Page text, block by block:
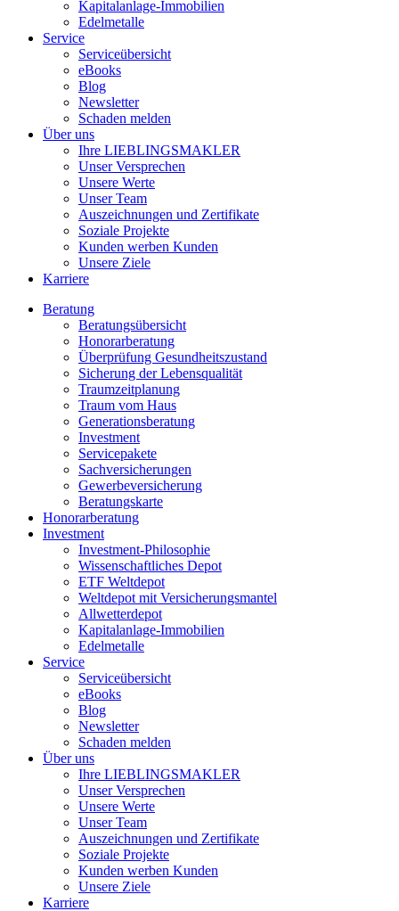
Kapitalanlage-Immobilien
Edelmetalle
Service
Serviceübersicht
eBooks
Blog
Newsletter
Schaden melden
Über uns
Ihre LIEBLINGSMAKLER
Unser Versprechen
Unsere Werte
Unser Team
Auszeichnungen und Zertifikate
Soziale Projekte
Kunden werben Kunden
Unsere Ziele
Karriere
Beratung
Beratungsübersicht
Honorarberatung
Überprüfung Gesundheitszustand
Sicherung der Lebensqualität
Traumzeitplanung
Traum vom Haus
Generationsberatung
Investment
Servicepakete
Sachversicherungen
Gewerbeversicherung
Beratungskarte
Honorarberatung
Investment
Investment-Philosophie
Wissenschaftliches Depot
ETF Weltdepot
Weltdepot mit Versicherungsmantel
Allwetterdepot
Kapitalanlage-Immobilien
Edelmetalle
Service
Serviceübersicht
eBooks
Blog
Newsletter
Schaden melden
Über uns
Ihre LIEBLINGSMAKLER
Unser Versprechen
Unsere Werte
Unser Team
Auszeichnungen und Zertifikate
Soziale Projekte
Kunden werben Kunden
Unsere Ziele
Karriere